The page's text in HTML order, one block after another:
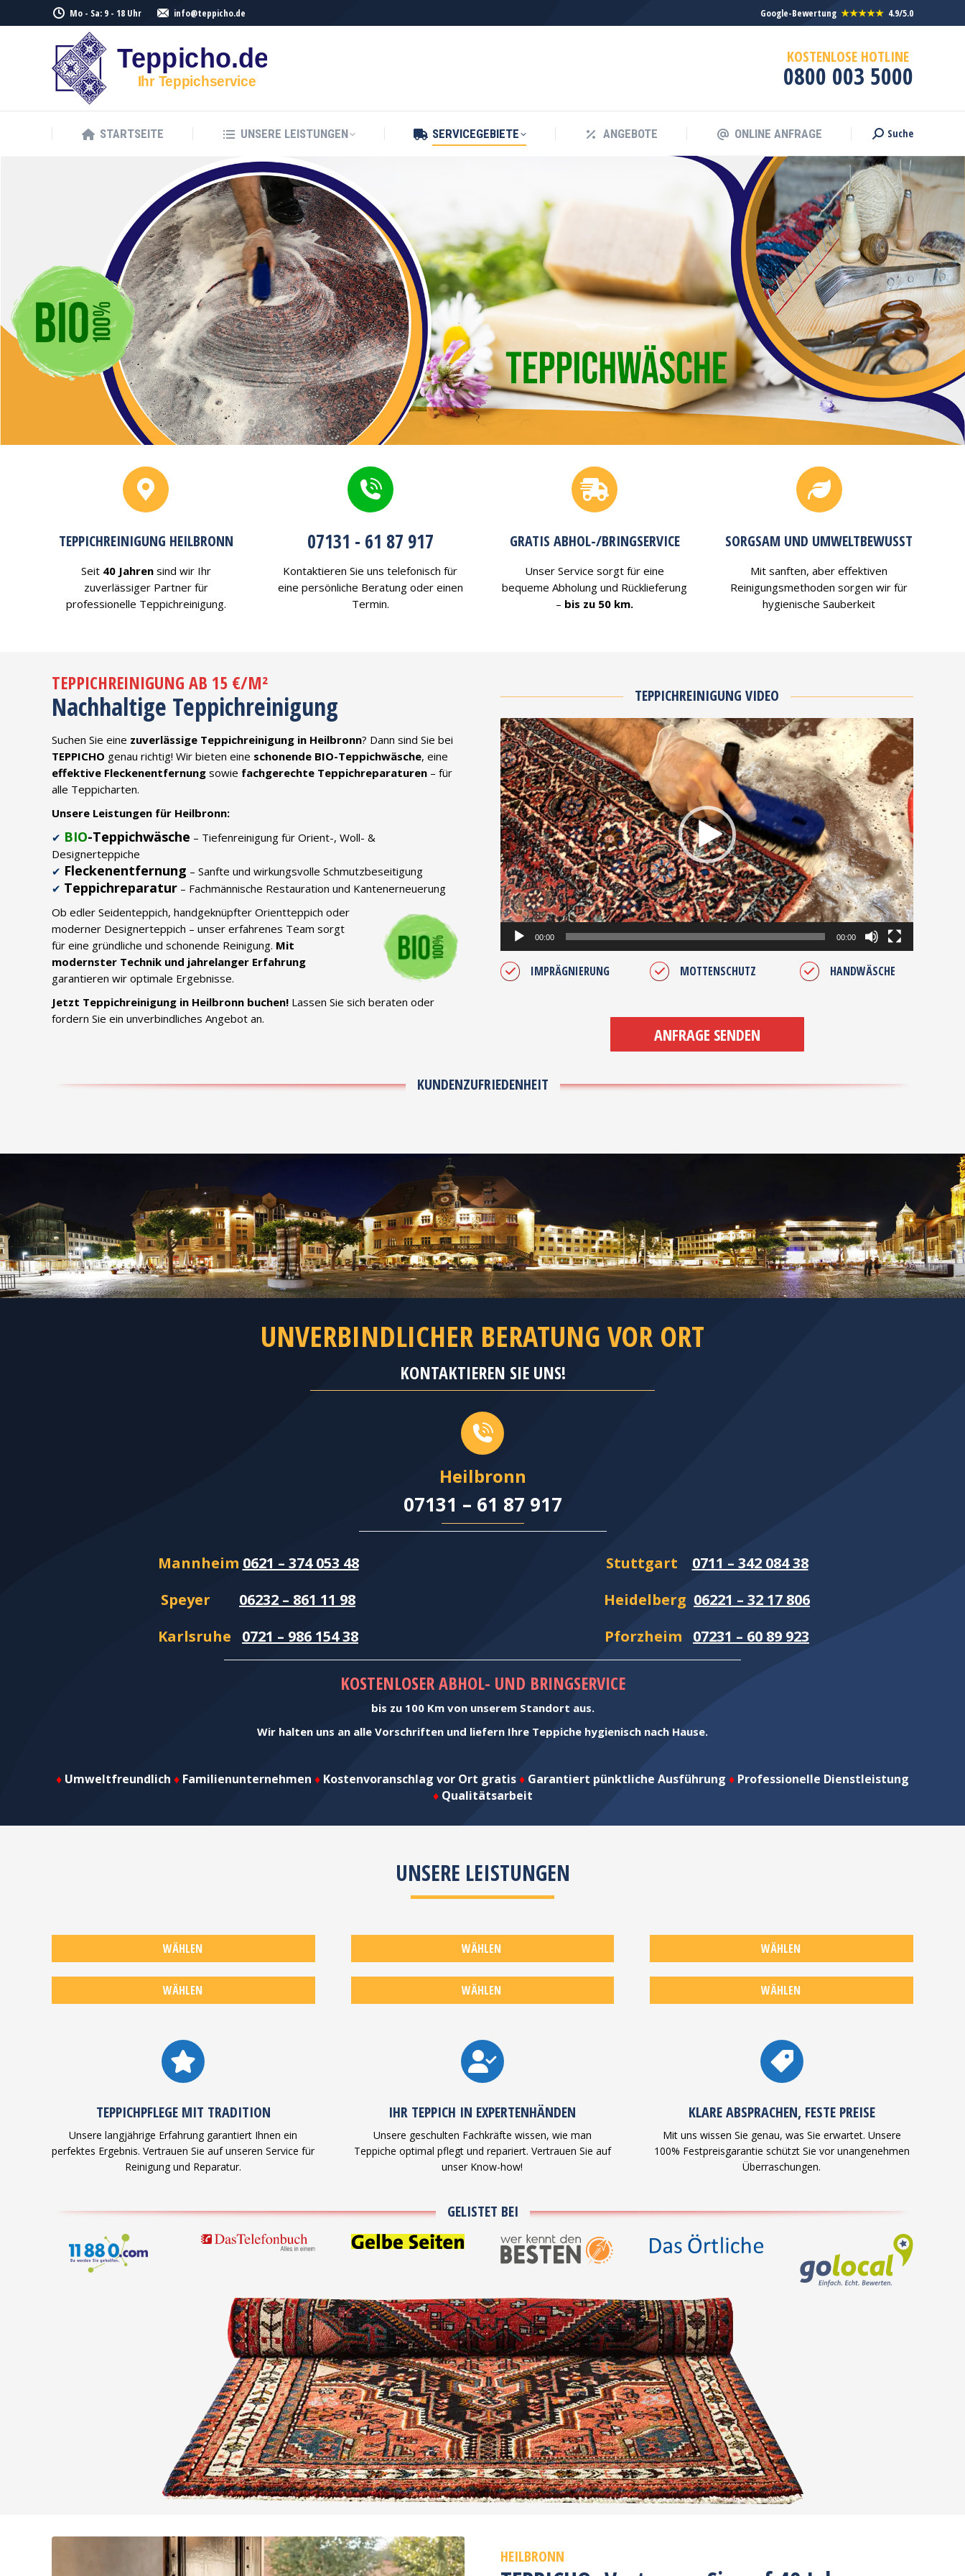
Mo - Sa: 9 - 18 Uhr info@teppicho.de Google-Bewertung ★★★★★ 4.9/5.0
KOSTENLOSE HOTLINE
0800 003 5000
STARTSEITE UNSERE LEISTUNGEN SERVICEGEBIETE ANGEBOTE ONLINE ANFRAGE Search:
Suche
TEPPICHREINIGUNG HEILBRONN
Seit 40 Jahrensind wir Ihr
zuverlässiger Partner für
professionelle Teppichreinigung.
07131 - 61 87 917
Kontaktieren Sie uns telefonisch für
eine persönliche Beratung oder einen
Termin.
GRATIS ABHOL-/BRINGSERVICE
Unser Service sorgt für eine
bequeme Abholung und Rücklieferung
– bis zu 50 km.
SORGSAM UND UMWELTBEWUSST
Mit sanften, aber effektiven
Reinigungsmethoden sorgen wir für
hygienische Sauberkeit
TEPPICHREINIGUNG AB 15 €/M²
Nachhaltige Teppichreinigung
Suchen Sie eine zuverlässige Teppichreinigung in Heilbronn? Dann sind Sie bei
TEPPICHO genau richtig! Wir bieten eine schonende BIO-Teppichwäsche, eine
effektive Fleckenentfernung sowie fachgerechte Teppichreparaturen – für
alle Teppicharten.
Unsere Leistungen für Heilbronn:
✔ BIO-Teppichwäsche – Tiefenreinigung für Orient-, Woll- &
Designerteppiche
✔ Fleckenentfernung – Sanfte und wirkungsvolle Schmutzbeseitigung
✔ Teppichreparatur – Fachmännische Restauration und Kantenerneuerung
Ob edler Seidenteppich, handgeknüpfter Orientteppich oder
moderner Designerteppich – unser erfahrenes Team sorgt
für eine gründliche und schonende Reinigung. Mit
modernster Technik und jahrelanger Erfahrung
garantieren wir optimale Ergebnisse.
Jetzt Teppichreinigung in Heilbronn buchen! Lassen Sie sich beraten oder
fordern Sie ein unverbindliches Angebot an.
TEPPICHREINIGUNG VIDEO
Video-
Player
00:00 00:00
IMPRÄGNIERUNG MOTTENSCHUTZ HANDWÄSCHE
ANFRAGE SENDEN
KUNDENZUFRIEDENHEIT
UNVERBINDLICHER BERATUNG VOR ORT
KONTAKTIEREN SIE UNS!
Heilbronn
07131 – 61 87 917
Mannheim 0621 – 374 053 48
Speyer 06232 – 861 11 98
Karlsruhe 0721 – 986 154 38
Stuttgart 0711 – 342 084 38
Heidelberg 06221 – 32 17 806
Pforzheim 07231 – 60 89 923
KOSTENLOSER ABHOL- UND BRINGSERVICE
bis zu 100 Km von unserem Standort aus.
Wir halten uns an alle Vorschriften und liefern Ihre Teppiche hygienisch nach Hause.
♦ Umweltfreundlich ♦ Familienunternehmen ♦ Kostenvoranschlag vor Ort gratis♦ Garantiert pünktliche Ausführung ♦ Professionelle Dienstleistung
♦Qualitätsarbeit
UNSERE LEISTUNGEN
TEPPICHWÄSCHE
WÄHLEN
TEPPICHBODEN-
REINIGUNG
WÄHLEN
REPARATUR &
RESTAURATION
WÄHLEN
FLECKENENTFERNUNG
WÄHLEN
MOTTENBESEITIGUNG
WÄHLEN
WASSERSCHADEN
WÄHLEN
TEPPICHPFLEGE MIT TRADITION
Unsere langjährige Erfahrung garantiert Ihnen ein
perfektes Ergebnis. Vertrauen Sie auf unseren Service für
Reinigung und Reparatur.
IHR TEPPICH IN EXPERTENHÄNDEN
Unsere geschulten Fachkräfte wissen, wie man
Teppiche optimal pflegt und repariert. Vertrauen Sie auf
unser Know-how!
KLARE ABSPRACHEN, FESTE PREISE
Mit uns wissen Sie genau, was Sie erwartet. Unsere
100% Festpreisgarantie schützt Sie vor unangenehmen
Überraschungen.
GELISTET BEI
HEILBRONN